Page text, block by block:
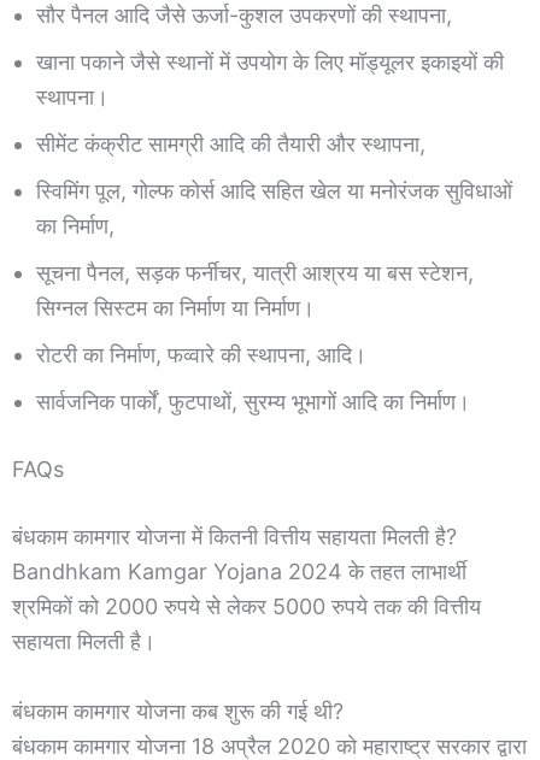
सौर पैनल आदि जैसे ऊर्जा-कुशल उपकरणों की स्थापना,
खाना पकाने जैसे स्थानों में उपयोग के लिए मॉड्यूलर इकाइयों की
स्थापना।
सीमेंट कंक्रीट सामग्री आदि की तैयारी और स्थापना,
स्विमिंग पूल, गोल्फ कोर्स आदि सहित खेल या मनोरंजक सुविधाओं
का निर्माण,
सूचना पैनल, सड़क फर्नीचर, यात्री आश्रय या बस स्टेशन,
सिग्नल सिस्टम का निर्माण या निर्माण।
रोटरी का निर्माण, फव्वारे की स्थापना, आदि।
सार्वजनिक पार्कों, फुटपाथों, सुरम्य भूभागों आदि का निर्माण।
FAQs
बंधकाम कामगार योजना में कितनी वित्तीय सहायता मिलती है?
Bandhkam Kamgar Yojana 2024 के तहत लाभार्थी
श्रमिकों को 2000 रुपये से लेकर 5000 रुपये तक की वित्तीय
सहायता मिलती है।
बंधकाम कामगार योजना कब शुरू की गई थी?
बंधकाम कामगार योजना 18 अप्रैल 2020 को महाराष्ट्र सरकार द्वारा